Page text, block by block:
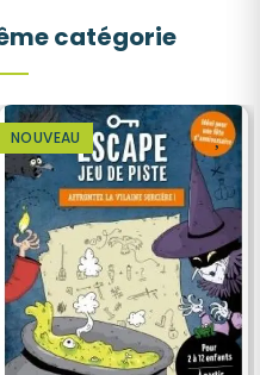
catégorie
NOUVEAU